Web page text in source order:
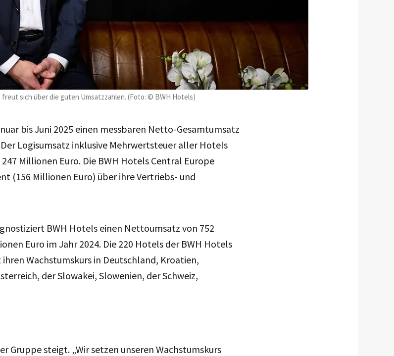
sich über die guten Umsatzzahlen. (Foto: © BWH Hotels)
bis Juni 2025 einen messbaren Netto-Gesamtumsatz
Logisumsatz inklusive Mehrwertsteuer aller Hotels
Millionen Euro. Die BWH Hotels Central Europe
(156 Millionen Euro) über ihre Vertriebs- und
BWH Hotels einen Nettoumsatz von 752
Euro im Jahr 2024. Die 220 Hotels der BWH Hotels
Wachstumskurs in Deutschland, Kroatien,
der Slowakei, Slowenien, der Schweiz,
Gruppe steigt. „Wir setzen unseren Wachstumskurs